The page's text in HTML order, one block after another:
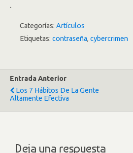
.
Categorías: Artículos
Etiquetas: contraseña, cybercrimen
Entrada Anterior
Los 7 Hábitos De La Gente
Altamente Efectiva
Deja una respuesta